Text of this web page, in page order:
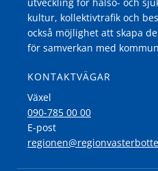
kultur, kollektivtrafik och
också möjlighet att skapa
för samverkan med
KONTAKTVÄGAR
Växel
090-785 00 00
E-post